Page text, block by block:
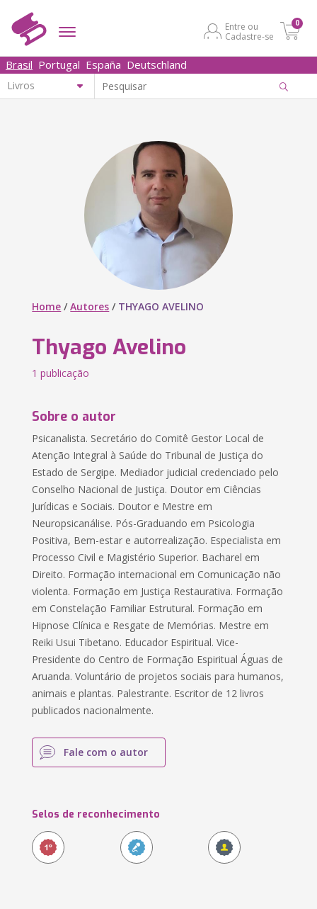
Entre ou
Cadastre-se
0
Brasil Portugal España Deutschland
Home /Autores / THYAGO AVELINO
Thyago Avelino
1 publicação
Sobre o autor
Psicanalista. Secretário do Comitê Gestor Local de
Atenção Integral à Saúde do Tribunal de Justiça do
Estado de Sergipe. Mediador judicial credenciado pelo
Conselho Nacional de Justiça. Doutor em Ciências
Jurídicas e Sociais. Doutor e Mestre em
Neuropsicanálise. Pós-Graduando em Psicologia
Positiva, Bem-estar e autorrealização. Especialista em
Processo Civil e Magistério Superior. Bacharel em
Direito. Formação internacional em Comunicação não
violenta. Formação em Justiça Restaurativa. Formação
em Constelação Familiar Estrutural. Formação em
Hipnose Clínica e Resgate de Memórias. Mestre em
Reiki Usui Tibetano. Educador Espiritual. Vice-
Presidente do Centro de Formação Espiritual Águas de
Aruanda. Voluntário de projetos sociais para humanos,
animais e plantas. Palestrante. Escritor de 12 livros
publicados nacionalmente.
Fale com o autor
Selos de reconhecimento